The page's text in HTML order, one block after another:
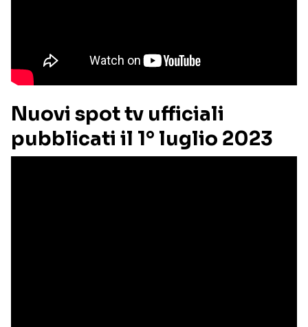
Nuovi spot tv ufficiali
pubblicati il 1° luglio 2023